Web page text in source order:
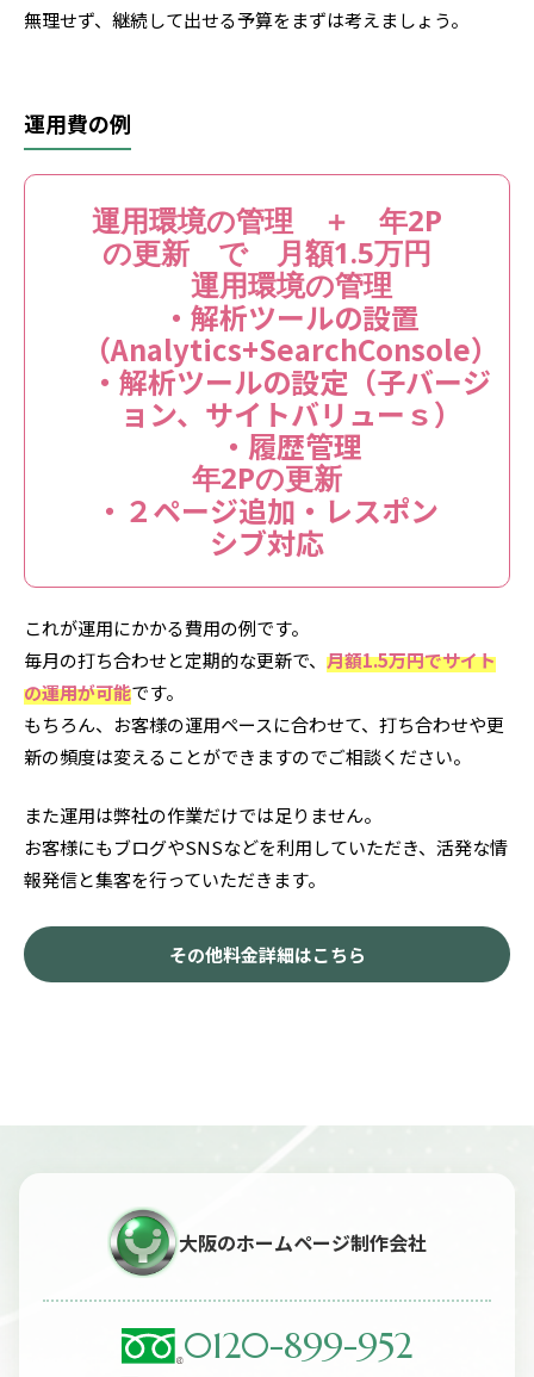
無理せず、継続して出せる予算をまずは考えましょう。
運用費の例
運用環境の管理 ＋ 年2P
の更新 で 月額1.5万円
運用環境の管理
・解析ツールの設置
（Analytics+SearchConsole）
・解析ツールの設定（子バージ
ョン、サイトバリューｓ）
・履歴管理
年2Pの更新
・２ページ追加・レスポン
シブ対応
これが運用にかかる費用の例です。
毎月の打ち合わせと定期的な更新で、 月額1.5万円でサイト
の運用が可能です。
もちろん、お客様の運用ペースに合わせて、打ち合わせや更
新の頻度は変えることができますのでご相談ください。
また運用は弊社の作業だけでは足りません。
お客様にもブログやSNSなどを利用していただき、活発な情
報発信と集客を行っていただきます。
その他料金詳細はこちら
大阪のホームページ制作会社
0120-899-952